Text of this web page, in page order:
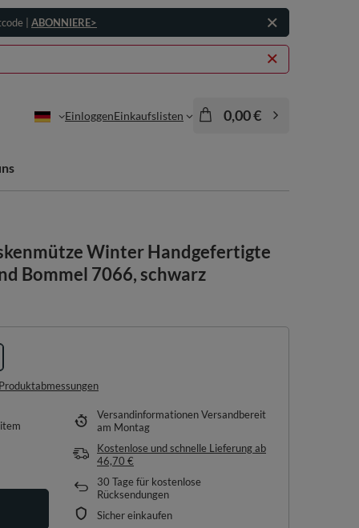
| ABONNIERE>
EinloggenEinkaufslisten 0,00 €
Winter Handgefertigte
Bommel 7066, schwarz
item
VersandinformationenVersandbereit
am Montag
Kostenlose und schnelle Lieferungab
46,70 €
30 Tage für kostenlose
Rücksendungen
Sicher einkaufen